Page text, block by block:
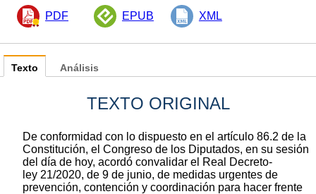
PDF EPUB XML
Texto
TEXTO ORIGINAL
De conformidad con lo dispuesto en el artículo 86.2 de la
Constitución, el Congreso de los Diputados, en su sesión
del día de hoy, acordó convalidar el Real Decreto-
ley 21/2020, de 9 de junio, de medidas urgentes de
prevención, contención y coordinación para hacer frente
Análisis